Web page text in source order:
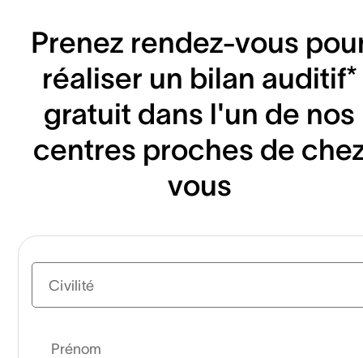
Prenez rendez-vous
réaliser un bilan auditif*
gratuit dans l'un de nos
centres proches de
vous
Civilité
Prénom